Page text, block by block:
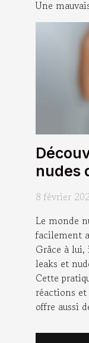
Une
nudes
8 février
Le monde
facilement
Grâce à lui,
leaks et
Cette
réactions
offre aussi